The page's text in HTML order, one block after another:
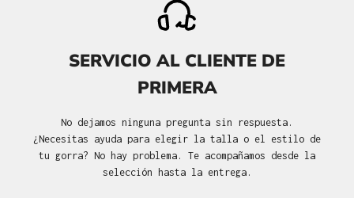
SERVICIO AL CLIENTE DE
PRIMERA
No dejamos ninguna pregunta sin respuesta.
¿Necesitas ayuda para elegir la talla o el estilo de
tu gorra? No hay problema. Te acompañamos desde la
selección hasta la entrega.